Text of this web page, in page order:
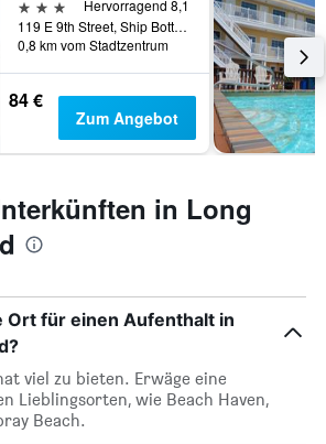
3 Sterne
Hervorragend 8,1
119 E 9th Street, Ship Bottom, NJ, USA
0,8 km vom Stadtzentrum
84 €
Zum Angebot
in Long
Ort für einen Aufenthalt in
viel zu bieten. Erwäge eine
Lieblingsorten, wie Beach Haven,
Beach.